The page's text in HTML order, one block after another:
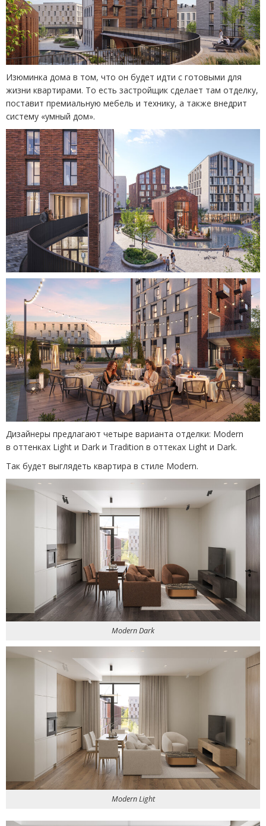
Изюминка дома в том, что он будет идти с готовыми для
жизни квартирами. То есть застройщик сделает там отделку,
поставит премиальную мебель и технику, а также внедрит
систему «умный дом».
Дизайнеры предлагают четыре варианта отделки: Modern
в оттенках Light и Dark и Tradition в оттеках Light и Dark.
Так будет выглядеть квартира в стиле Modern.
Modern Dark
Modern Light